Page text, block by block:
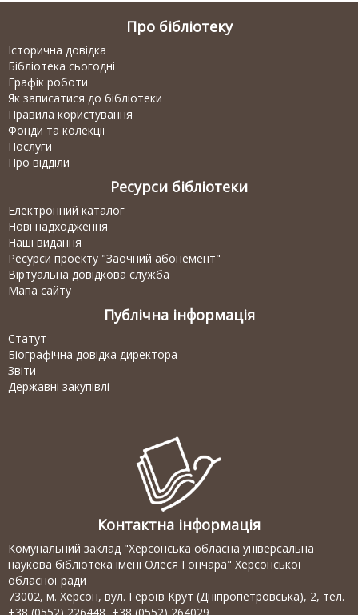
Про бібліотеку
Історична довідка
Бібліотека сьогодні
Графік роботи
Як записатися до бібліотеки
Правила користування
Фонди та колекції
Послуги
Про відділи
Ресурси бібліотеки
Електронний каталог
Нові надходження
Наші видання
Ресурси проекту "Заочний абонемент"
Віртуальна довідкова служба
Мапа сайту
Публічна інформація
Статут
Біографічна довідка директора
Звіти
Державні закупівлі
Контактна інформація
Комунальний заклад "Херсонська обласна універсальна
наукова бібліотека імені Олеся Гончара" Херсонської
обласної ради
73002, м. Херсон, вул. Героїв Крут (Дніпропетровська), 2, тел.
+38 (0552) 226448, +38 (0552) 264029